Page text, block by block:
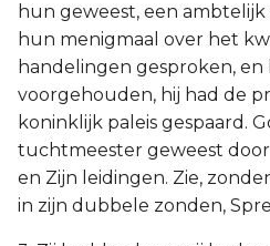
hun geweest, een
hun menigmaal over het
handelingen gesproken,
voorgehouden, hij had de
koninklijk paleis gespaard.
tuchtmeester geweest
en Zijn leidingen. Zie,
in zijn dubbele zonden,